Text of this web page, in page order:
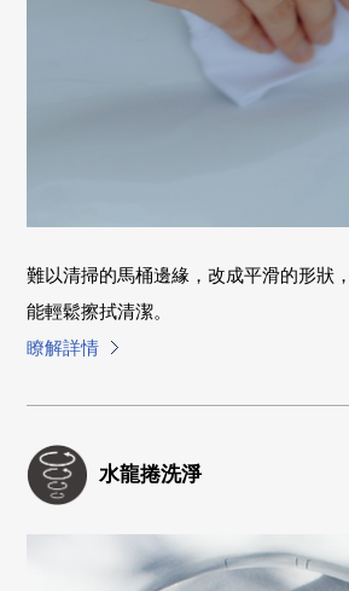
難以清掃的馬桶邊緣，改成平滑的形狀
能輕鬆擦拭清潔。
瞭解詳情
水龍捲洗淨